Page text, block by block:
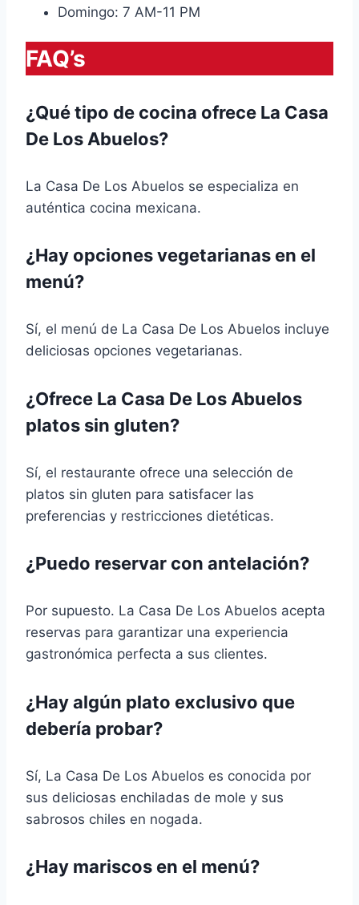
Domingo: 7 AM-11 PM
FAQ’s
¿Qué tipo de cocina ofrece La Casa
De Los Abuelos?
La Casa De Los Abuelos se especializa en
auténtica cocina mexicana.
¿Hay opciones vegetarianas en el
menú?
Sí, el menú de La Casa De Los Abuelos incluye
deliciosas opciones vegetarianas.
¿Ofrece La Casa De Los Abuelos
platos sin gluten?
Sí, el restaurante ofrece una selección de
platos sin gluten para satisfacer las
preferencias y restricciones dietéticas.
¿Puedo reservar con antelación?
Por supuesto. La Casa De Los Abuelos acepta
reservas para garantizar una experiencia
gastronómica perfecta a sus clientes.
¿Hay algún plato exclusivo que
debería probar?
Sí, La Casa De Los Abuelos es conocida por
sus deliciosas enchiladas de mole y sus
sabrosos chiles en nogada.
¿Hay mariscos en el menú?